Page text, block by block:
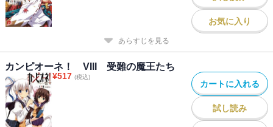
お気に入り
あらすじを見る
カンピオーネ！ VIII 受難の魔王たち
¥517 (税込)
カートに入れる
試し読み